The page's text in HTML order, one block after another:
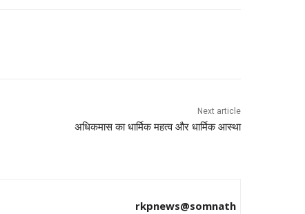
Next article
अधिकमास का धार्मिक महत्व और धार्मिक आस्था
rkpnews@somnath